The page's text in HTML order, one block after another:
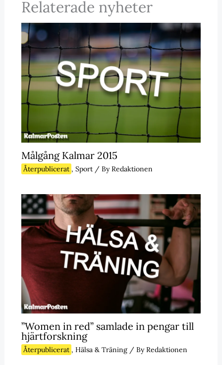
Relaterade nyheter
Målgång Kalmar 2015
Återpublicerat , Sport/ ByRedaktionen
”Women in red” samlade in pengar till
hjärtforskning
Återpublicerat , Hälsa & Träning/ ByRedaktionen